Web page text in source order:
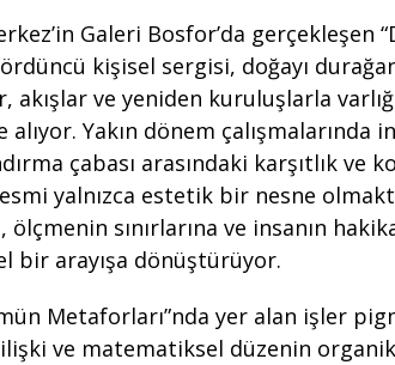
Galeri Bosfor’da gerçekleşen
kişisel sergisi, doğayı
akışlar ve yeniden kuruluşlarla
alıyor. Yakın dönem çalışmalarında
çabası arasındaki karşıtlık ve
yalnızca estetik bir nesne
ölçmenin sınırlarına ve insanın
bir arayışa dönüştürüyor.
Metaforları”nda yer alan işler
ve matematiksel düzenin organik